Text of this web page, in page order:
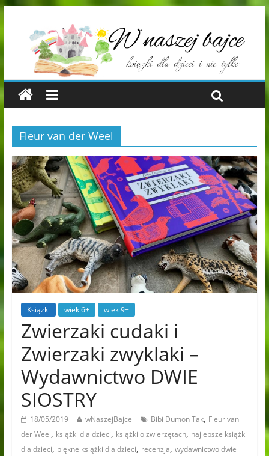
Fleur van der Weel
Książki wiek 6+ wiek 9+
Zwierzaki cudaki i
Zwierzaki zwyklaki –
Wydawnictwo DWIE
SIOSTRY
18/05/2019 wNaszejBajce Bibi Dumon Tak, Fleur van
der Weel, książki dla dzieci, książki o zwierzętach, najlepsze książki
dla dzieci, piękne książki dla dzieci, recenzja, wydawnictwo dwie